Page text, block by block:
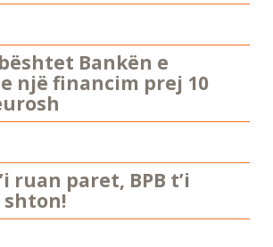
Bankën e
një financim prej 10
ruan paret, BPB t’i
shton!